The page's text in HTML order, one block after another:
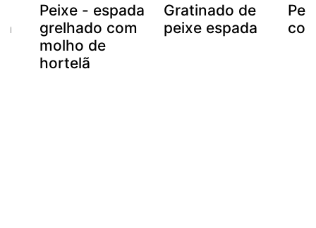
Peixe - espada
grelhado com
molho de
hortelã
Gratinado de
peixe espada